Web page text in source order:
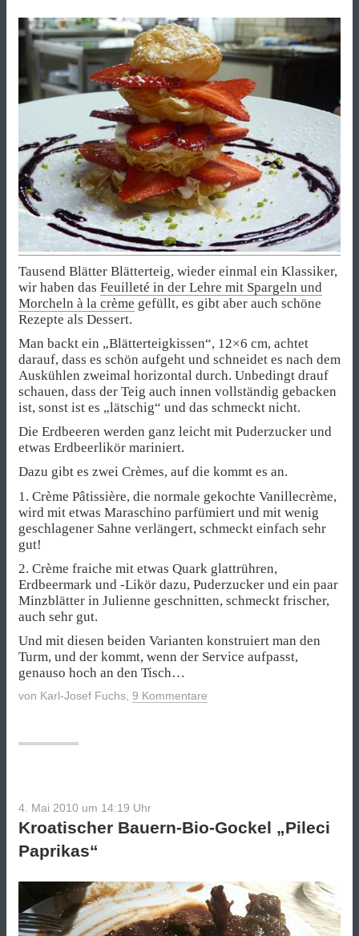
Tausend Blätter Blätterteig, wieder einmal ein Klassiker,
wir haben das Feuilleté in der Lehre mit Spargeln und
Morcheln à la crème gefüllt, es gibt aber auch schöne
Rezepte als Dessert.
Man backt ein „Blätterteigkissen“, 12×6 cm, achtet
darauf, dass es schön aufgeht und schneidet es nach dem
Auskühlen zweimal horizontal durch. Unbedingt drauf
schauen, dass der Teig auch innen vollständig gebacken
ist, sonst ist es „lätschig“ und das schmeckt nicht.
Die Erdbeeren werden ganz leicht mit Puderzucker und
etwas Erdbeerlikör mariniert.
Dazu gibt es zwei Crèmes, auf die kommt es an.
1. Crème Pâtissière, die normale gekochte Vanillecrème,
wird mit etwas Maraschino parfümiert und mit wenig
geschlagener Sahne verlängert, schmeckt einfach sehr
gut!
2. Crème fraiche mit etwas Quark glattrühren,
Erdbeermark und -Likör dazu, Puderzucker und ein paar
Minzblätter in Julienne geschnitten, schmeckt frischer,
auch sehr gut.
Und mit diesen beiden Varianten konstruiert man den
Turm, und der kommt, wenn der Service aufpasst,
genauso hoch an den Tisch…
von Karl-Josef Fuchs, 9 Kommentare
4. Mai 2010 um 14:19 Uhr
Kroatischer Bauern-Bio-Gockel „Pileci
Paprikas“